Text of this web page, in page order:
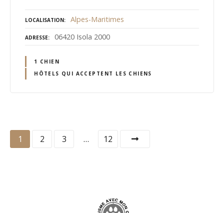
LOCALISATION Alpes-Maritimes
ADRESSE 06420 Isola 2000
1 CHIEN
HÔTELS QUI ACCEPTENT LES CHIENS
N1 2 3 … 12